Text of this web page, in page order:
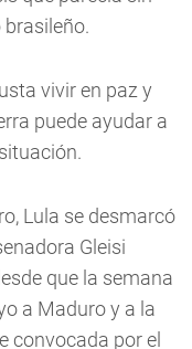
vivir en paz y
puede ayudar a
Lula se desmarcó
Gleisi
que la semana
a Maduro y a la
convocada por el